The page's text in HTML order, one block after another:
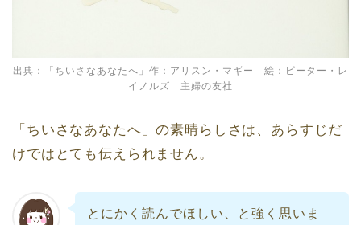
出典：「ちいさなあなたへ」作：アリスン・マギー 絵：ピーター・レ
イノルズ 主婦の友社
「ちいさなあなたへ」の素晴らしさは、あらすじだ
けではとても伝えられません。
とにかく読んでほしい、と強く思いま